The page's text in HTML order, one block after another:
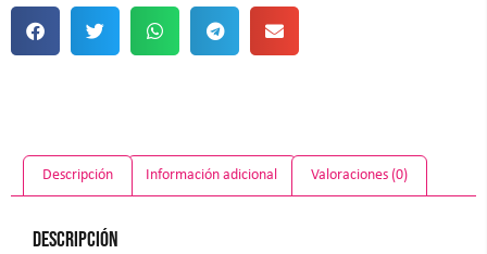
Descripción Información adicional Valoraciones (0)
Descripción